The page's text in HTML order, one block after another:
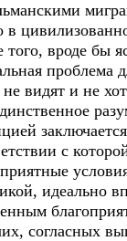
в
того, вроде бы
проблема
не видят и не
с
идеально
согласных